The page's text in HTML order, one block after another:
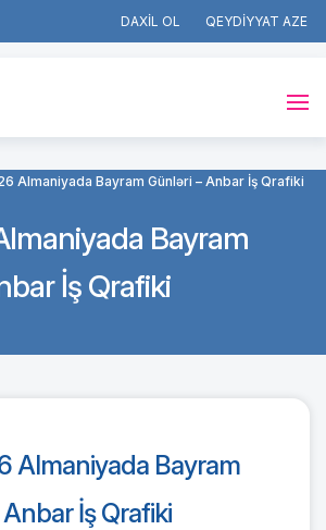
DAXİL OL QEYDİYYAT
Almaniyada Bayram Günləri – Anbar İş Qrafiki
Bayram
İş Qrafiki
Almaniyada Bayram
İş Qrafiki